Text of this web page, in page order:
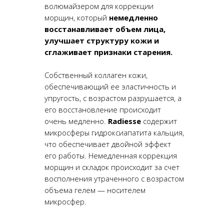
волюмайзером для коррекции
морщин, который немедленно
восстанавливает объем лица,
улучшает структуру кожи и
сглаживает признаки старения.
Собственный коллаген кожи,
обеспечивающий ее эластичность и
упругость, с возрастом разрушается, а
его восстановление происходит
очень медленно. Radiesse содержит
микросферы гидроксиапатита кальция,
что обеспечивает двойной эффект
его работы. Немедленная коррекция
морщин и складок происходит за счет
восполнения утраченного с возрастом
объема гелем — носителем
микросфер.